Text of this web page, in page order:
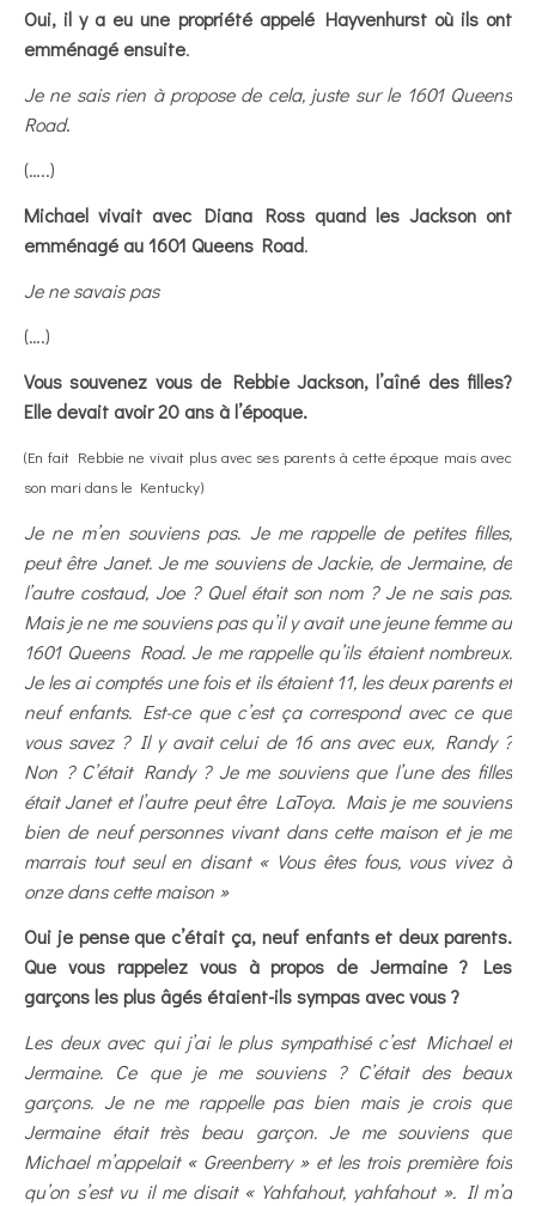
Oui, il y a eu une propriété appelé Hayvenhurst où ils ont
emménagé ensuite.
Je ne sais rien à propose de cela, juste sur le 1601 Queens
Road.
(…..)
Michael vivait avec Diana Ross quand les Jackson ont
emménagé au 1601 Queens Road.
Je ne savais pas
(….)
Vous souvenez vous de Rebbie Jackson, l’aîné des filles?
Elle devait avoir 20 ans à l’époque.
(En fait Rebbie ne vivait plus avec ses parents à cette époque mais avec
son mari dans le Kentucky)
Je ne m’en souviens pas. Je me rappelle de petites filles,
peut être Janet. Je me souviens de Jackie, de Jermaine, de
l’autre costaud, Joe ? Quel était son nom ? Je ne sais pas.
Mais je ne me souviens pas qu’il y avait une jeune femme au
1601 Queens Road. Je me rappelle qu’ils étaient nombreux.
Je les ai comptés une fois et ils étaient 11, les deux parents et
neuf enfants. Est-ce que c’est ça correspond avec ce que
vous savez ? Il y avait celui de 16 ans avec eux, Randy ?
Non ? C’était Randy ? Je me souviens que l’une des filles
était Janet et l’autre peut être LaToya. Mais je me souviens
bien de neuf personnes vivant dans cette maison et je me
marrais tout seul en disant « Vous êtes fous, vous vivez à
onze dans cette maison »
Oui je pense que c’était ça, neuf enfants et deux parents.
Que vous rappelez vous à propos de Jermaine ? Les
garçons les plus âgés étaient-ils sympas avec vous ?
Les deux avec qui j’ai le plus sympathisé c’est Michael et
Jermaine. Ce que je me souviens ? C’était des beaux
garçons. Je ne me rappelle pas bien mais je crois que
Jermaine était très beau garçon. Je me souviens que
Michael m’appelait « Greenberry » et les trois première fois
qu’on s’est vu il me disait « Yahfahout, yahfahout ». Il m’a